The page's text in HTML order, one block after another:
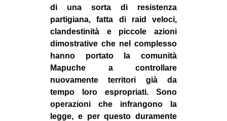
di una sorta di resistenza
partigiana, fatta di raid veloci,
clandestinità e piccole azioni
dimostrative che nel complesso
hanno portato la comunità
Mapuche a controllare
nuovamente territori già da
tempo loro espropriati. Sono
operazioni che infrangono la
legge, e per questo duramente